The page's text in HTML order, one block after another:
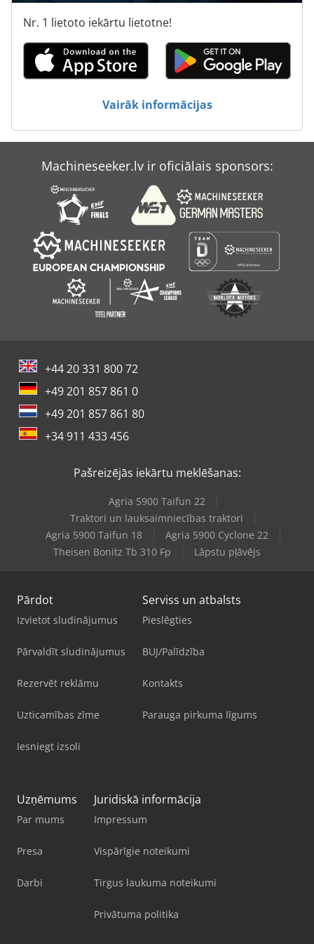
Svārsta Slīpēšanas Mašīna
To Izplešanās
Nr. 1 lietoto iekārtu lietotne!
Vairāk informācijas
Machineseeker.lv ir oficiālais sponsors:
+44 20 331 800 72
+49 201 857 861 0
+49 201 857 861 80
+34 911 433 456
Pašreizējās iekārtu meklēšanas:
Agria 5900 Taifun 22
Traktori un lauksaimniecības traktori
Agria 5900 Taifun 18
Agria 5900 Cyclone 22
Theisen Bonitz Tb 310 Fp
Lāpstu pļāvējs
Pārdot
Izvietot sludinājumus
Pārvaldīt sludinājumus
Rezervēt reklāmu
Uzticamības zīme
Iesniegt izsoli
Serviss un atbalsts
Pieslēgties
BUJ/Palīdzība
Kontakts
Parauga pirkuma līgums
Uzņēmums
Par mums
Presa
Darbi
Juridiskā informācija
Impressum
Vispārīgie noteikumi
Tirgus laukuma noteikumi
Privātuma politika